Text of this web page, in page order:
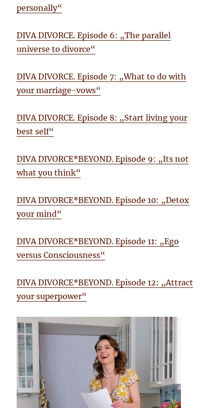
personally“
DIVA DIVORCE. Episode 6: „The parallel
universe to divorce“
DIVA DIVORCE. Episode 7: „What to do with
your marriage-vows“
DIVA DIVORCE. Episode 8: „Start living your
best self“
DIVA DIVORCE*BEYOND. Episode 9: „Its not
what you think“
DIVA DIVORCE*BEYOND. Episode 10: „Detox
your mind“
DIVA DIVORCE*BEYOND. Episode 11: „Ego
versus Consciousness“
DIVA DIVORCE*BEYOND. Episode 12: „Attract
your superpower“